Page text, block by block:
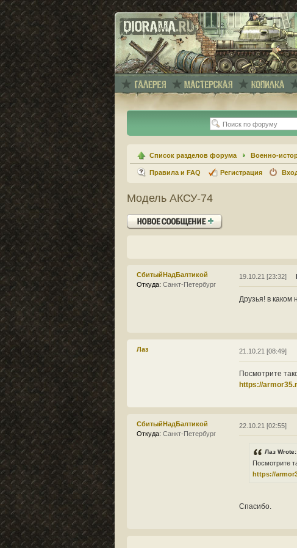
Список разделов форума Военно-
Правила и FAQ Регистрация
Модель АКСУ-74
Ответить
СбитыйНадБалтикой
Откуда: Санкт-Петербург
19.10.21 [23:32]
Друзья! в
Лаз 21.10.21 [08:49]
Посмотрите
https://
СбитыйНадБалтикой
Откуда: Санкт-Петербург
22.10.21 [02:55]
Лаз Wrote:
Посмотрите
https://
Спасибо.